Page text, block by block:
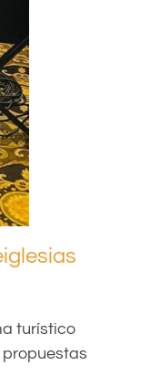
turístico